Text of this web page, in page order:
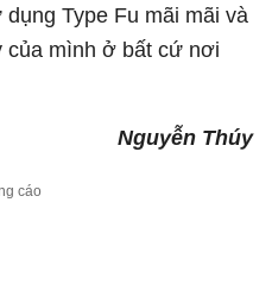
Type Fu mãi mãi và
của mình ở bất cứ nơi
Nguyễn Thúy